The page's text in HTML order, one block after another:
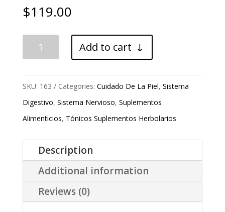
$119.00
Tónico
De
1
Litro
Indio
Regenerador
Del
Sistema
Nervioso
Del
Add to cart
SKU: 163 Categories: Cuidado De La Piel, Sistema
Digestivo, Sistema Nervioso, Suplementos
Alimenticios, Tónicos Suplementos Herbolarios
Description
Additional information
Reviews (0)